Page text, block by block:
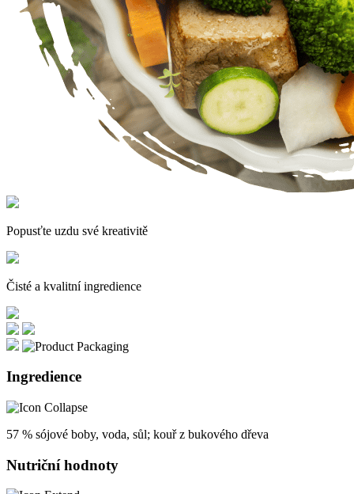
Popusťte uzdu své kreativitě
Čisté a kvalitní ingredience
Ingredience
57 % sójové boby, voda, sůl; kouř z bukového dřeva
Nutriční hodnoty